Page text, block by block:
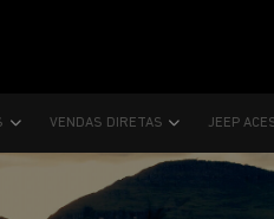
VENDAS DIRETAS JEEP